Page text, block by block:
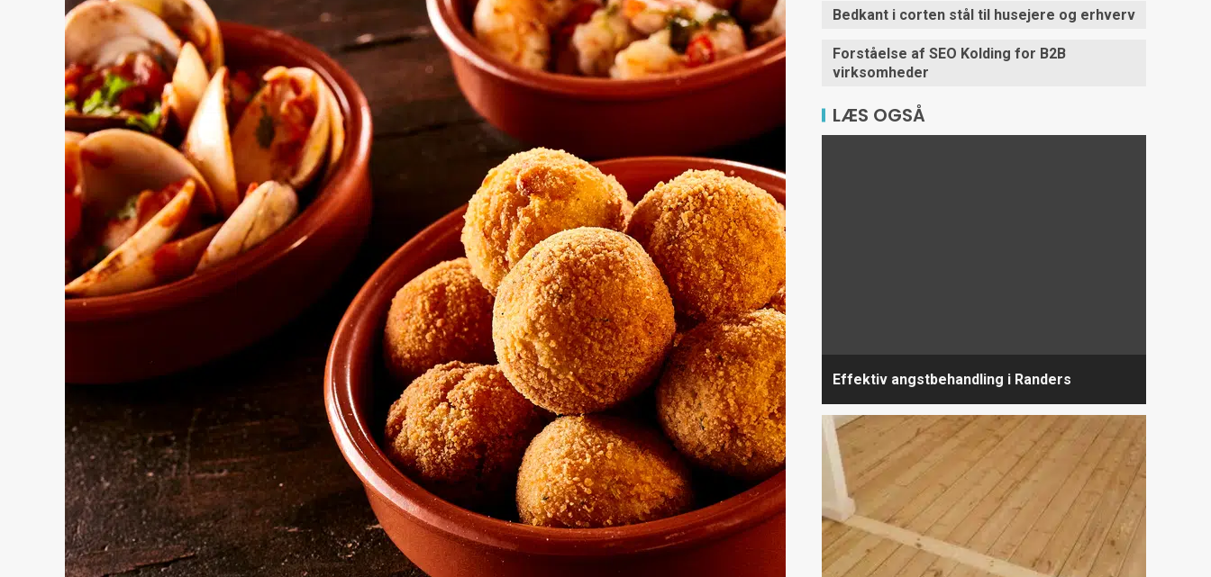
Bedkant i corten stål til husejere og erhverv
Forståelse af SEO Kolding for B2B
virksomheder
LÆS OGSÅ
Effektiv angstbehandling i Randers